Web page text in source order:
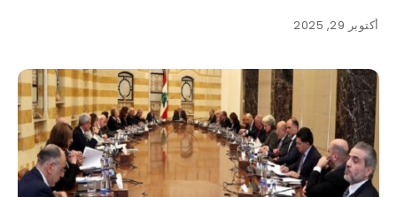
أكتوبر 29, 2025